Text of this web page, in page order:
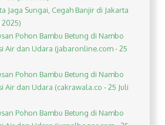
Jaga Sungai, Cegah Banjir di Jakarta
Pohon Bambu Betung di Nambo
Air dan Udara (jabaronline.com - 25
Pohon Bambu Betung di Nambo
Air dan Udara (cakrawala.co - 25 Juli
Pohon Bambu Betung di Nambo